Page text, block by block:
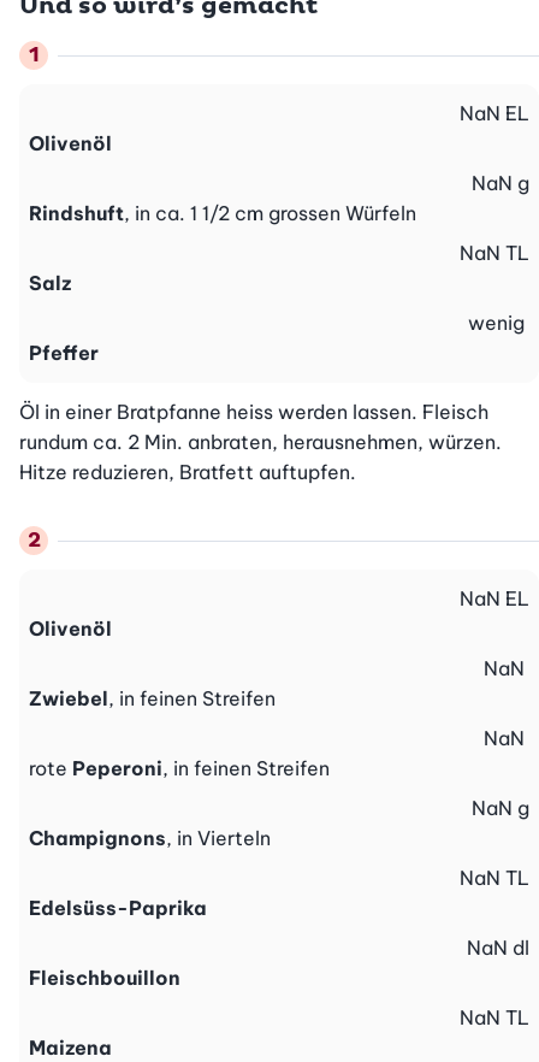
Und so wird’s gemacht
Olivenöl
NaN EL
Rindshuft, in ca. 1 1/2 cm grossen Würfeln
NaN g
Salz
NaN TL
Pfeffer
wenig
Öl in einer Bratpfanne heiss werden lassen. Fleisch
rundum ca. 2 Min. anbraten, herausnehmen, würzen.
Hitze reduzieren, Bratfett auftupfen.
Olivenöl
NaN EL
Zwiebel, in feinen Streifen
NaN
rote Peperoni, in feinen Streifen
NaN
Champignons, in Vierteln
NaN g
Edelsüss-Paprika
NaN TL
Fleischbouillon
NaN dl
Maizena
NaN TL